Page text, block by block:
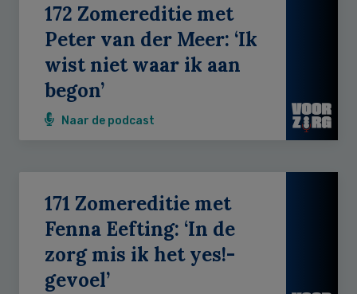
172 Zomereditie met
Peter van der Meer: ‘Ik
wist niet waar ik aan
begon’
Naar de podcast
171 Zomereditie met
Fenna Eefting: ‘In de
zorg mis ik het yes!-
gevoel’